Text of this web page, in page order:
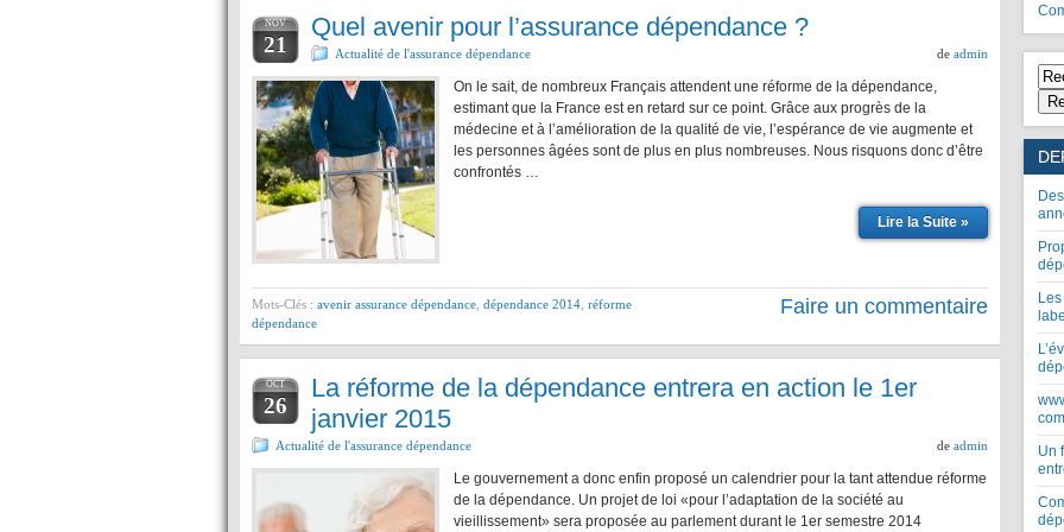
NOV
21
Quel avenir pour l’assurance dépendance ?
Actualité de l'assurance dépendance de admin
On le sait, de nombreux Français attendent une réforme de la dépendance,
estimant que la France est en retard sur ce point. Grâce aux progrès de la
médecine et à l’amélioration de la qualité de vie, l’espérance de vie augmente et
les personnes âgées sont de plus en plus nombreuses. Nous risquons donc d’être
confrontés …
Lire la Suite »
Mots-Clés : avenir assurance dépendance dépendance 2014 réforme
dépendance
Faire un commentaire
OCT
26
La réforme de la dépendance entrera en action le 1er
janvier 2015
Actualité de l'assurance dépendance de admin
Le gouvernement a donc enfin proposé un calendrier pour la tant attendue réforme
de la dépendance. Un projet de loi «pour l’adaptation de la société au
vieillissement» sera proposée au parlement durant le 1er semestre 2014
Un